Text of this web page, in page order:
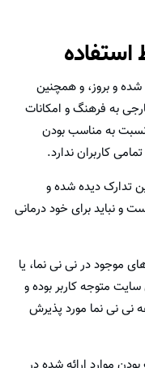
و بروز، و همچنین
به فرهنگ و امکانات
نسبت به مناسب بودن
کاربران ندارد.
تدارک دیده شده و
و نباید برای خود درمانی
موجود در نی نی نما، یا
متوجه کاربر بوده و
نی نی نما مورد پذیرش